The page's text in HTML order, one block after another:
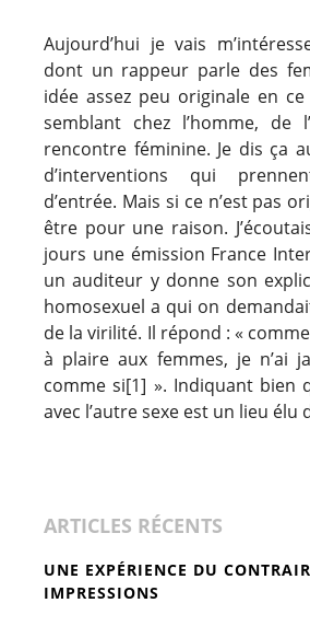
Aujourd’hui je vais
dont un rappeur parle des
idée assez peu originale en
semblant chez l’homme, de
rencontre féminine. Je dis ça
d’interventions qui
d’entrée. Mais si ce n’est pas
être pour une raison.
jours une émission France
un auditeur y donne son
homosexuel a qui on
de la virilité. Il répond : «
à plaire aux femmes, je n’ai
comme si[1] ». Indiquant bien
avec l’autre sexe est un lieu élu
ARTICLES RÉCENTS
UNE EXPÉRIENCE DU
IMPRESSIONS